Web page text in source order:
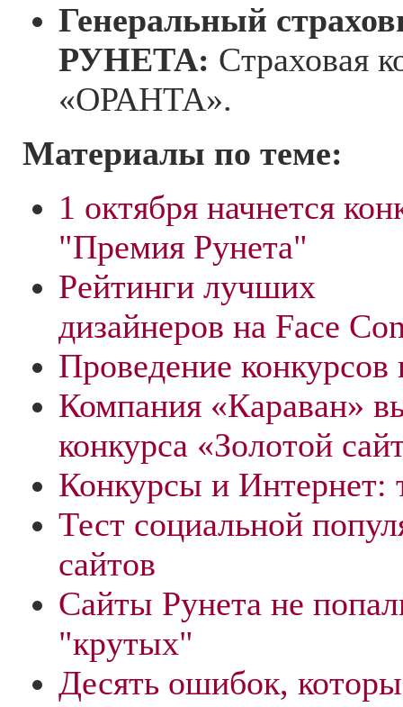
Генеральный
РУНЕТА: Страховая
«ОРАНТА».
Материалы по теме:
1 октября начнется
"Премия Рунета"
Рейтинги лучших
дизайнеров на Face
Проведение конкурсов
Компания «Караван»
конкурса «Золотой
Конкурсы и Интернет:
Тест социальной
сайтов
Сайты Рунета не
"крутых"
Десять ошибок,